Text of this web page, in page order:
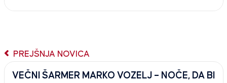
PREJŠNJA NOVICA
VEČNI ŠARMER MARKO VOZELJ – NOČE, DA BI